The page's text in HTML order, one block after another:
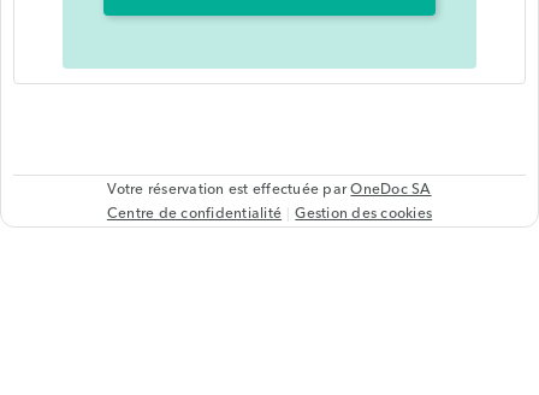
Votre réservation est effectuée parOneDoc SA
Centre de confidentialité Gestion des cookies